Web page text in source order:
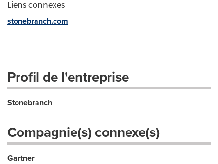
Liens connexes
stonebranch.com
Profil de l'entreprise
Stonebranch
Compagnie(s) connexe(s)
Gartner